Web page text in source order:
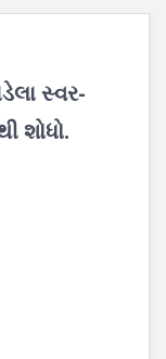
સ્વર-
શોધો.